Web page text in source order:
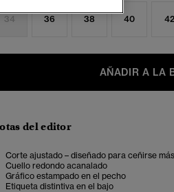
34 36 38 40 42
AÑADIR A LA
del editor
Corte ajustado – diseñado para ceñirse
Cuello redondo acanalado
Gráfico estampado en el pecho
Etiqueta distintiva en el bajo